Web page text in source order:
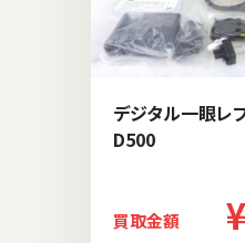
デジタル一眼レ
D500
買取金額